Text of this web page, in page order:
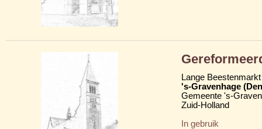
Lange Beestenmarkt
's-Gravenhage
Gemeente 's-
Zuid-Holland
In gebruik